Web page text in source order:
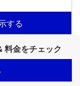
する
料金をチェック